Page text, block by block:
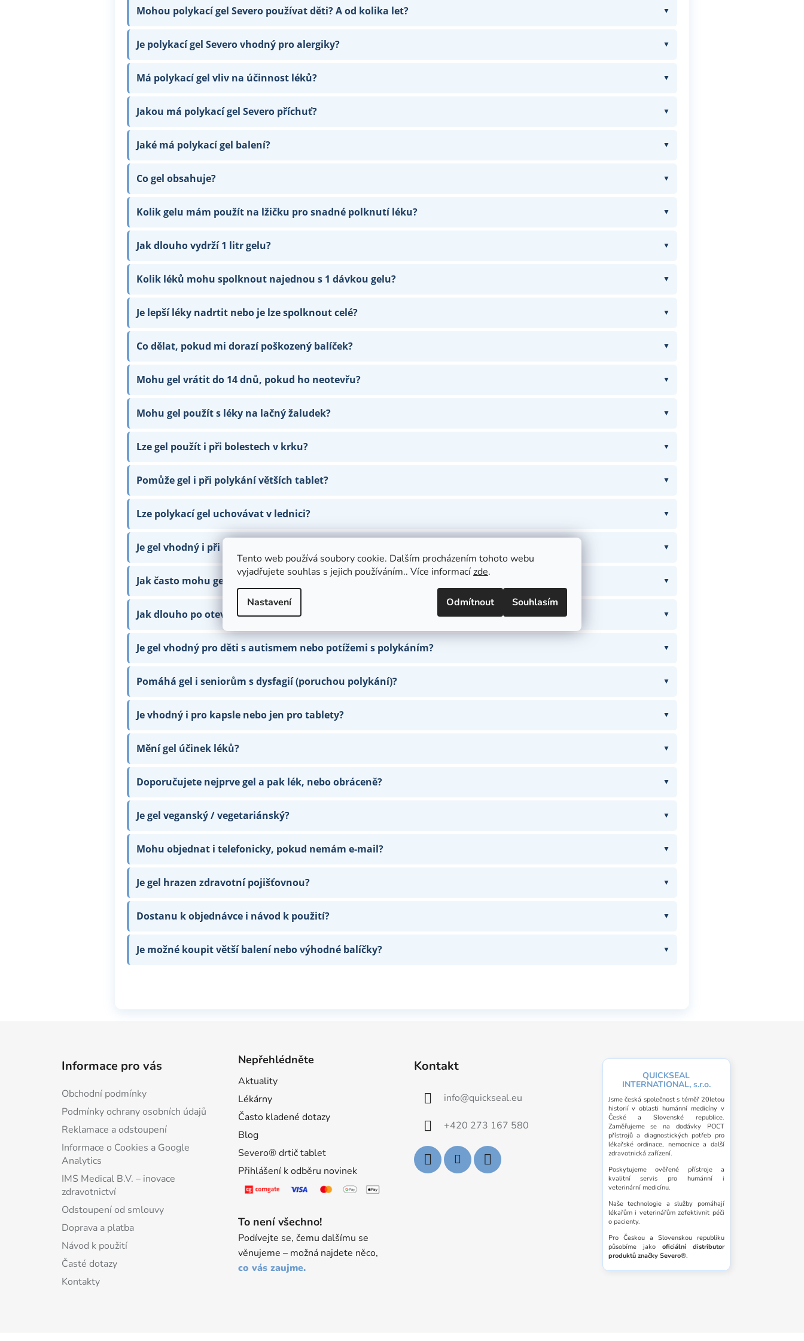
Tento web používá soubory cookie. Dalším procházením tohoto webu
vyjadřujete souhlas s jejich používáním.. Více informacízde.
Nastavení Odmítnout Souhlasím
Mohou polykací gel Severo používat děti? A od kolika let?
Je polykací gel Severo vhodný pro alergiky?
Má polykací gel vliv na účinnost léků?
Jakou má polykací gel Severo příchuť?
Jaké má polykací gel balení?
Co gel obsahuje?
Kolik gelu mám použít na lžičku pro snadné polknutí léku?
Jak dlouho vydrží 1 litr gelu?
Kolik léků mohu spolknout najednou s 1 dávkou gelu?
Je lepší léky nadrtit nebo je lze spolknout celé?
Co dělat, pokud mi dorazí poškozený balíček?
Mohu gel vrátit do 14 dnů, pokud ho neotevřu?
Mohu gel použít s léky na lačný žaludek?
Lze gel použít i při bolestech v krku?
Pomůže gel i při polykání větších tablet?
Lze polykací gel uchovávat v lednici?
Je gel vhodný i při poruchách polykání po mrtvici?
Jak často mohu gel používat?
Jak dlouho po otevření vydrží?
Je gel vhodný pro děti s autismem nebo potížemi s polykáním?
Pomáhá gel i seniorům s dysfagií (poruchou polykání)?
Je vhodný i pro kapsle nebo jen pro tablety?
Mění gel účinek léků?
Doporučujete nejprve gel a pak lék, nebo obráceně?
Je gel veganský / vegetariánský?
Mohu objednat i telefonicky, pokud nemám e-mail?
Je gel hrazen zdravotní pojišťovnou?
Dostanu k objednávce i návod k použití?
Je možné koupit větší balení nebo výhodné balíčky?
Informace pro vás
Obchodní podmínky
Podmínky ochrany osobních údajů
Reklamace a odstoupení
Informace o Cookies a Google
Analytics
IMS Medical B.V. – inovace
zdravotnictví
Odstoupení od smlouvy
Doprava a platba
Návod k použití
Časté dotazy
Kontakty
Nepřehlédněte
Aktuality
Lékárny
Často kladené dotazy
Blog
Severo® drtič tablet
Přihlášení k odběru novinek
To není všechno!
Podívejte se, čemu dalšímu se
věnujeme – možná najdete něco,
co vás zaujme.
Kontakt
info@quickseal.eu
+420 273 167 580
QUICKSEAL
INTERNATIONAL, s.r.o.
Jsme česká společnost s téměř 20letou
historií v oblasti humánní medicíny v
České a Slovenské republice.
Zaměřujeme se na dodávky POCT
přístrojů a diagnostických potřeb pro
lékařské ordinace, nemocnice a další
zdravotnická zařízení.
Poskytujeme ověřené přístroje a
kvalitní servis pro humánní i
veterinární medicínu.
Naše technologie a služby pomáhají
lékařům i veterinářům zefektivnit péči
o pacienty.
Pro Českou a Slovenskou republiku
působíme jako oficiální distributor
produktů značky Severo®.